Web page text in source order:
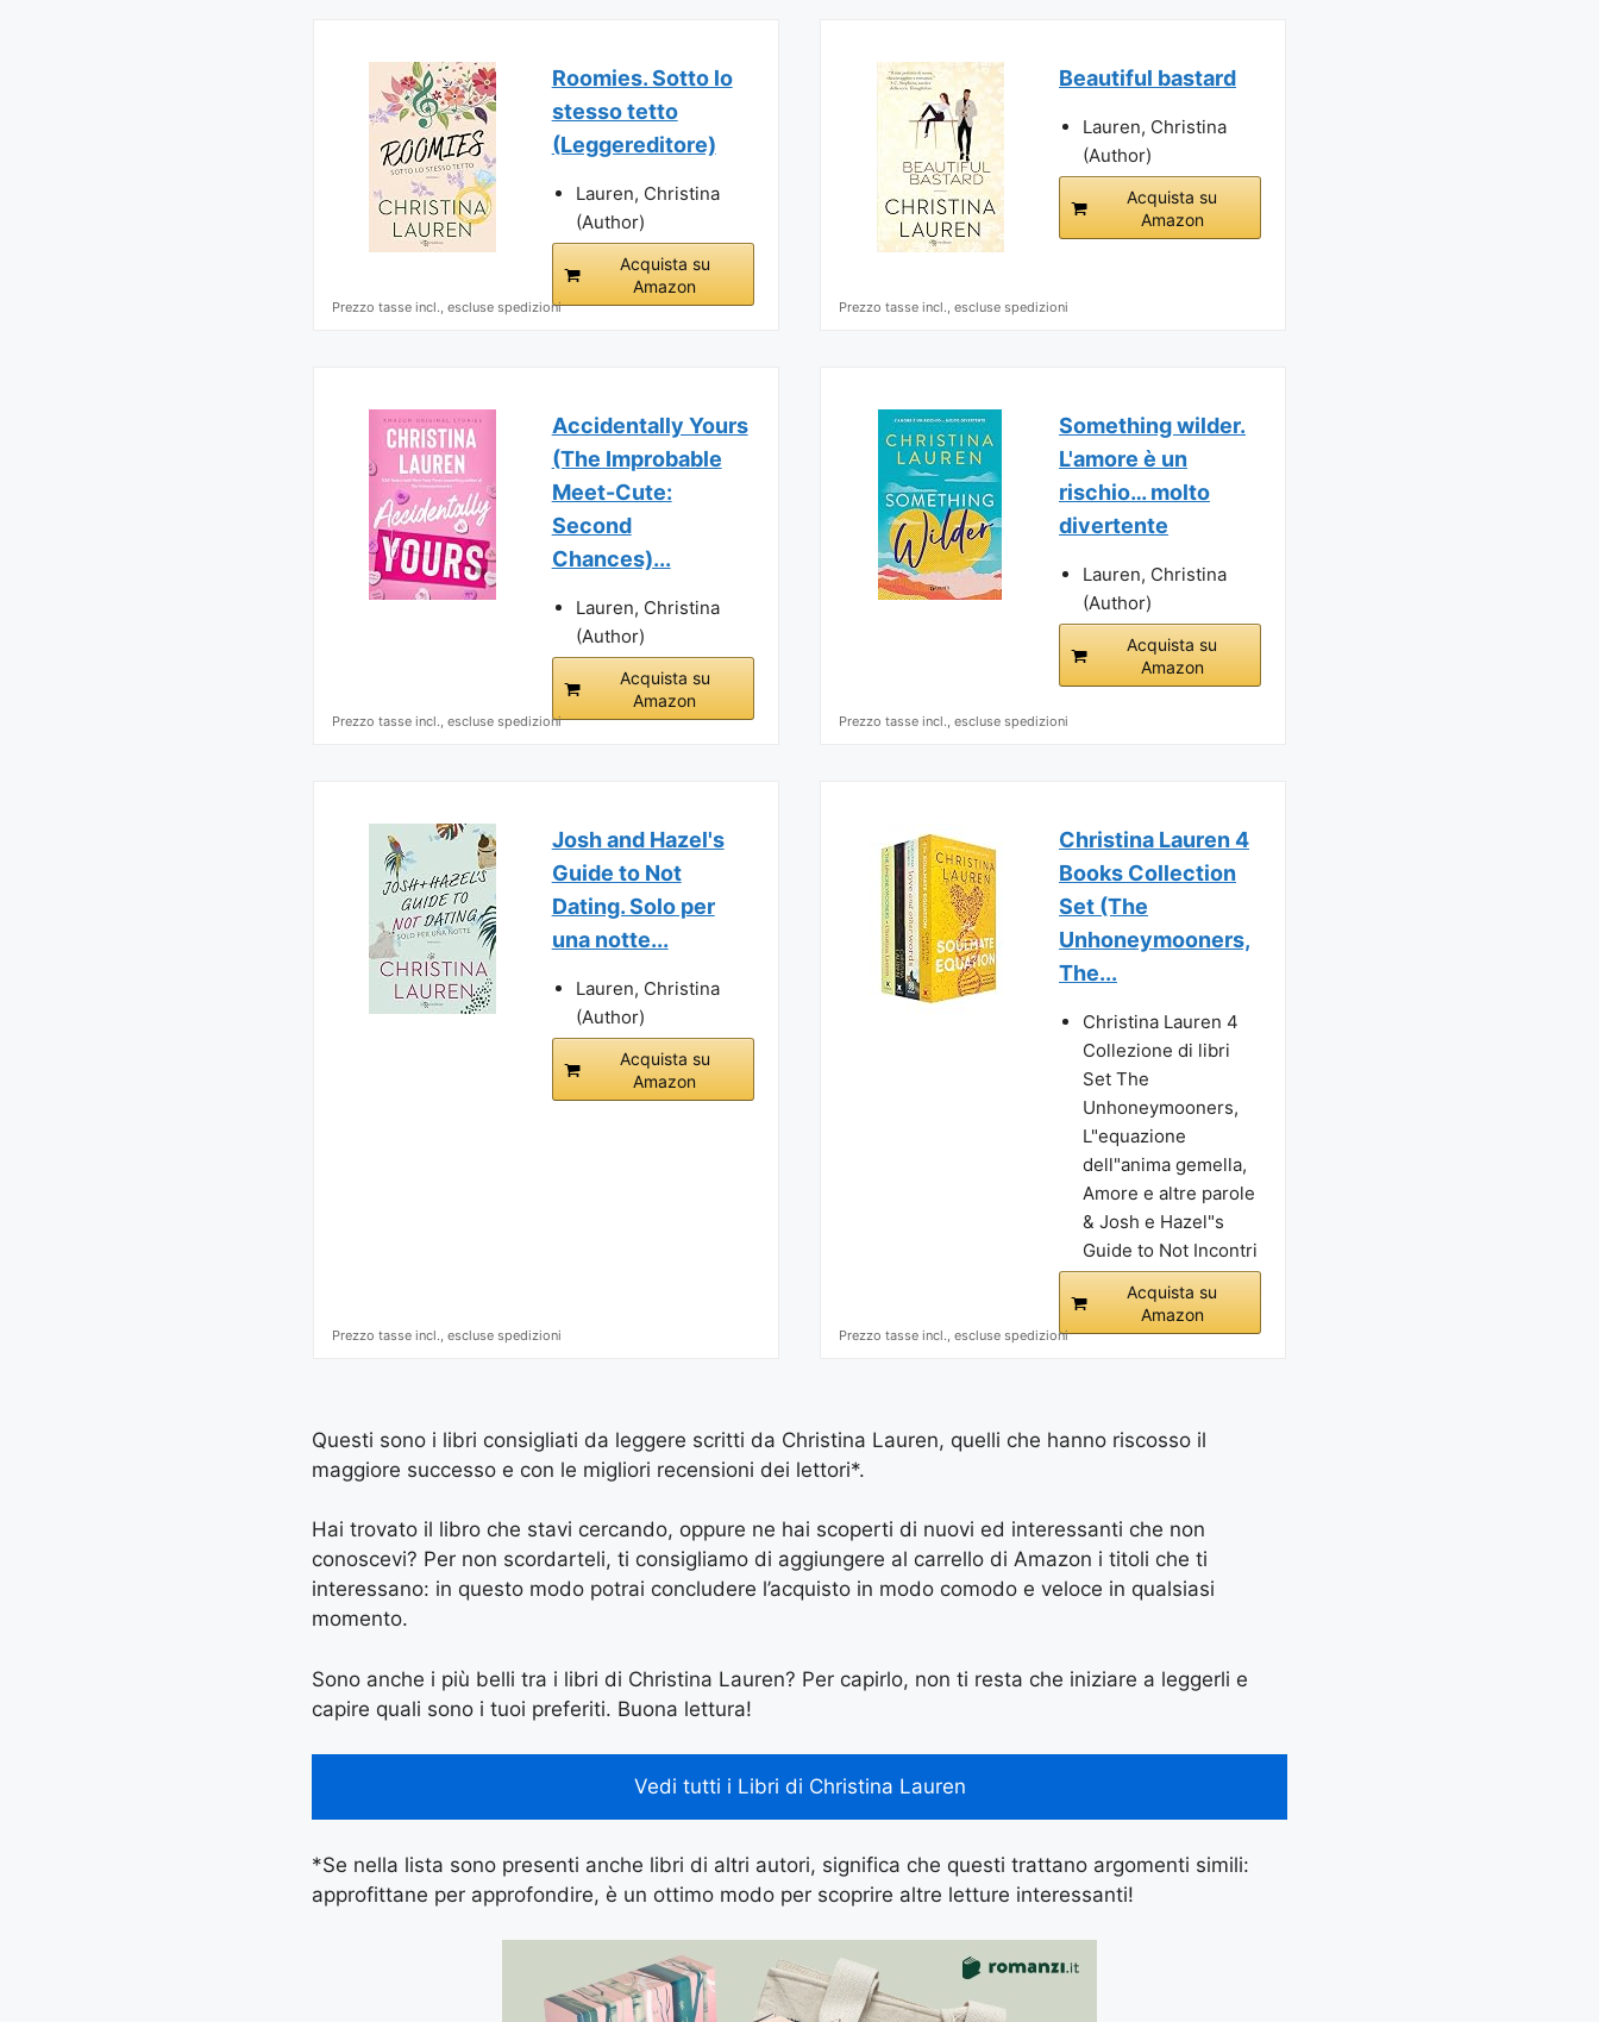
Roomies. Sotto lo
stesso tetto
(Leggereditore)
Lauren, Christina
(Author)
Acquista su
Amazon
Prezzo tasse incl., escluse spedizioni
Beautiful bastard
Lauren, Christina
(Author)
Acquista su
Amazon
Prezzo tasse incl., escluse spedizioni
Accidentally Yours
(The Improbable
Meet-Cute:
Second
Chances)...
Lauren, Christina
(Author)
Acquista su
Amazon
Prezzo tasse incl., escluse spedizioni
Something wilder.
L'amore è un
rischio… molto
divertente
Lauren, Christina
(Author)
Acquista su
Amazon
Prezzo tasse incl., escluse spedizioni
Josh and Hazel's
Guide to Not
Dating. Solo per
una notte...
Lauren, Christina
(Author)
Acquista su
Amazon
Prezzo tasse incl., escluse spedizioni
Christina Lauren 4
Books Collection
Set (The
Unhoneymooners,
The...
Christina Lauren 4
Collezione di libri
Set The
Unhoneymooners,
L"equazione
dell"anima gemella,
Amore e altre parole
& Josh e Hazel"s
Guide to Not Incontri
Acquista su
Amazon
Prezzo tasse incl., escluse spedizioni
Questi sono i libri consigliati da leggere scritti da Christina Lauren, quelli che hanno riscosso il
maggiore successo e con le migliori recensioni dei lettori*.
Hai trovato il libro che stavi cercando, oppure ne hai scoperti di nuovi ed interessanti che non
conoscevi? Per non scordarteli, ti consigliamo di aggiungere al carrello di Amazon i titoli che ti
interessano: in questo modo potrai concludere l’acquisto in modo comodo e veloce in qualsiasi
momento.
Sono anche i più belli tra i libri di Christina Lauren? Per capirlo, non ti resta che iniziare a leggerli e
capire quali sono i tuoi preferiti. Buona lettura!
Vedi tutti i Libri di Christina Lauren
*Se nella lista sono presenti anche libri di altri autori, significa che questi trattano argomenti simili:
approfittane per approfondire, è un ottimo modo per scoprire altre letture interessanti!